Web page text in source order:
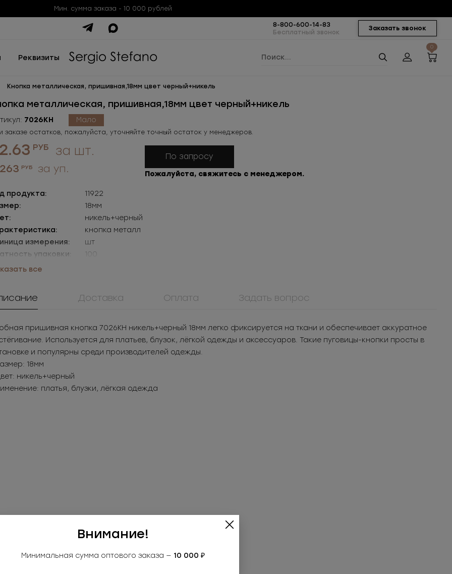
Мин. сумма заказа - 10 000 рублей
Заказать звонок
8-800-600-14-83
Бесплатный звонок
Реквизиты
0
Кнопка металлическая, пришивная,18мм цвет черный+никель
10041ЛЮ 908КМ
металлическая, пришивная,18мм цвет черный+никель
7026КН Мало
заказе остатков, пожалуйста, уточняйте точный остаток у менеджеров.
РУБ за шт.
РУБ за уп.
По запросу
Пожалуйста, свяжитесь с менеджером.
продукта:
11922
18мм
никель+черный
кнопка металл
измерения:
шт
упаковки:
100
все
Доставка Оплата Задать вопрос
пришивная кнопка 7026КН никель+черный 18мм легко фиксируется на ткани и обеспечивает аккуратное
Используется для платьев, блузок, лёгкой одежды и аксессуаров. Такие пуговицы-кнопки просты в
и популярны среди производителей одежды.
18мм
никель+черный
платья, блузки, лёгкая одежда
Внимание!
Минимальная сумма оптового заказа — 10 000 ₽